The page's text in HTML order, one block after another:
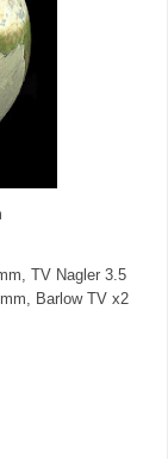
TV Nagler 3.5
Barlow TV x2